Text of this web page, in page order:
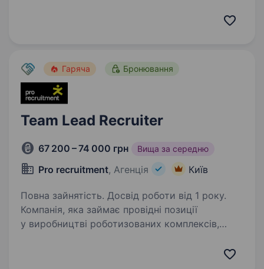
Гаряча Бронювання
Team Lead Recruiter
67 200 – 74 000 грн Вища за середню
Pro recruitment, Агенція Київ
Повна зайнятість. Досвід роботи від 1 року.
Компанія, яка займає провідні позиції
у виробництві роботизованих комплексів,
очолить лідерство у формуванні команди, яка